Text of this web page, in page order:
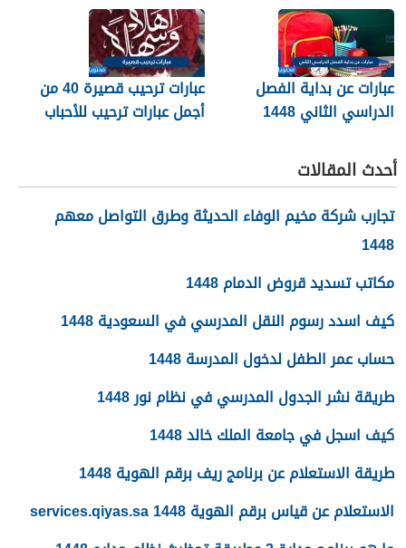
عبارات عن بداية الفصل
الدراسي الثاني 1448
عبارات ترحيب قصيرة 40 من
أجمل عبارات ترحيب للأحباب
أحدث المقالات
تجارب شركة مخيم الوفاء الحديثة وطرق التواصل معهم
1448
مكاتب تسديد قروض الدمام 1448
كيف اسدد رسوم النقل المدرسي في السعودية 1448
حساب عمر الطفل لدخول المدرسة 1448
طريقة نشر الجدول المدرسي في نظام نور 1448
كيف اسجل في جامعة الملك خالد 1448
طريقة الاستعلام عن برنامج ريف برقم الهوية 1448
الاستعلام عن قياس برقم الهوية 1448 services.qiyas.sa